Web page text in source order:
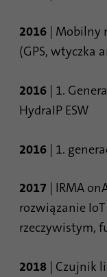
2016 |
(GPS, wtyczka
2016 | 1.
HydraIP ESW
2016 | 1.
2017 | IRMA
rozwiązanie
rzeczywistym,
2018 | Czujnik